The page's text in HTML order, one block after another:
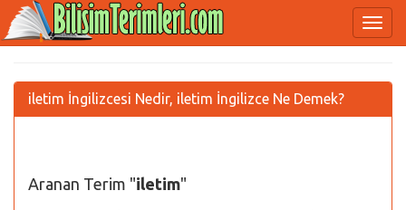
iletim İngilizcesi Nedir, iletim İngilizce Ne Demek?
Aranan Terim "iletim"